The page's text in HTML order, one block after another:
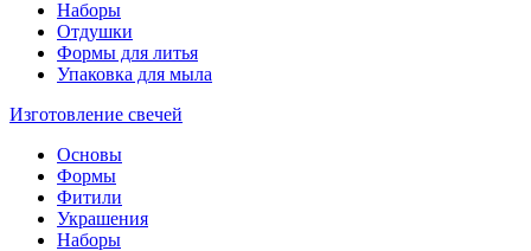
Наборы
Отдушки
Формы для литья
Упаковка для мыла
Изготовление свечей
Основы
Формы
Фитили
Украшения
Наборы